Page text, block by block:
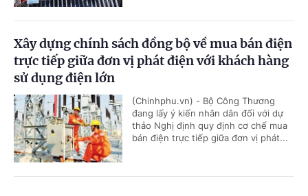
Xây dựng chính sách đồng bộ về mua bán điện
trực tiếp giữa đơn vị phát điện với khách hàng
sử dụng điện lớn
(Chinhphu.vn) - Bộ Công Thương
đang lấy ý kiến nhân dân đối với dự
thảo Nghị định quy định cơ chế mua
bán điện trực tiếp giữa đơn vị phát...